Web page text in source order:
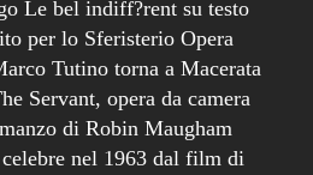
Le bel indiff?rent su testo
per lo Sferisterio Opera
Tutino torna a Macerata
Servant, opera da camera
di Robin Maugham
nel 1963 dal film di